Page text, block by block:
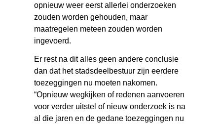
opnieuw weer eerst allerlei onderzoeken
zouden worden gehouden, maar
maatregelen meteen zouden worden
ingevoerd.
Er rest na dit alles geen andere conclusie
dan dat het stadsdeelbestuur zijn eerdere
toezeggingen nu moeten nakomen.
“Opnieuw wegkijken of redenen aanvoeren
voor verder uitstel of nieuw onderzoek is na
al die jaren en de gedane toezeggingen nu